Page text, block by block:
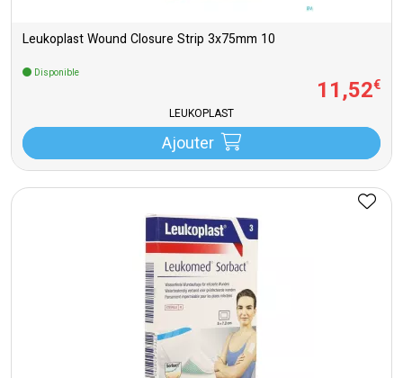
Leukoplast Wound Closure Strip 3x75mm 10
Disponible
11,52€
LEUKOPLAST
Ajouter